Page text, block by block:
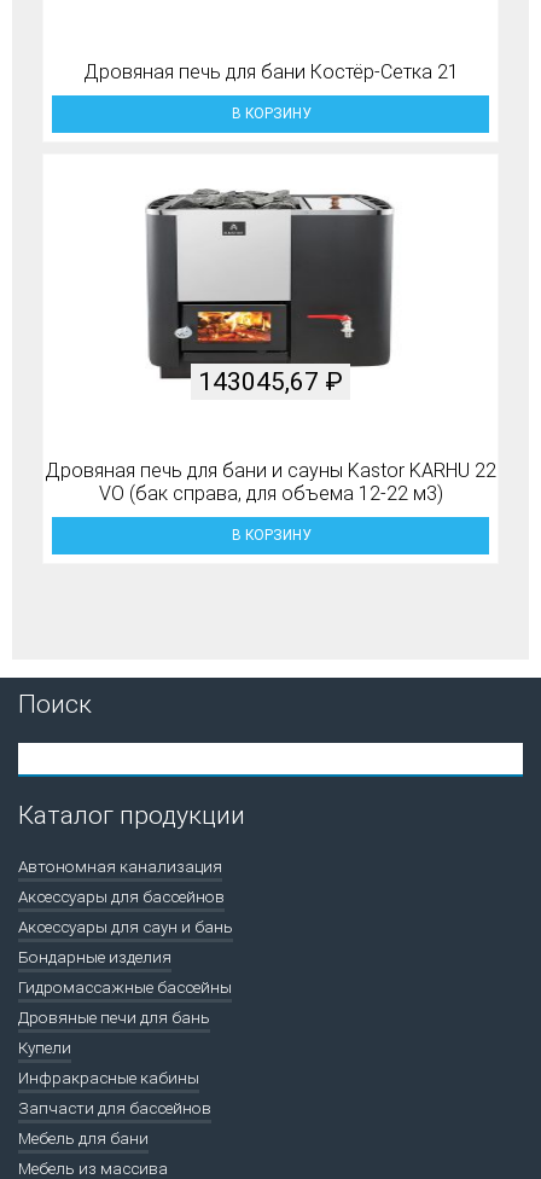
Дровяная печь для бани Костёр-Сетка 21
В КОРЗИНУ
Дровяная печь для бани и сауны Kastor KARHU 22
VO (бак справа, для объема 12-22 м3)
143045,67 ₽
В КОРЗИНУ
Поиск
Каталог продукции
Автономная канализация
Аксессуары для бассейнов
Аксессуары для саун и бань
Бондарные изделия
Гидромассажные бассейны
Дровяные печи для бань
Купели
Инфракрасные кабины
Запчасти для бассейнов
Мебель для бани
Мебель из массива